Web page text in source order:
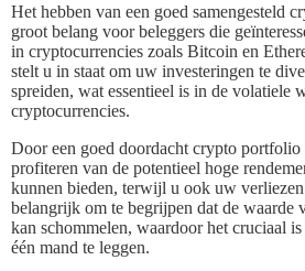
Het hebben van een goed samengesteld
groot belang voor beleggers die
in cryptocurrencies zoals Bitcoin en
stelt u in staat om uw investeringen te
spreiden, wat essentieel is in de volatiele
cryptocurrencies.
Door een goed doordacht crypto portfolio
profiteren van de potentieel hoge
kunnen bieden, terwijl u ook uw
belangrijk om te begrijpen dat de waarde
kan schommelen, waardoor het cruciaal
één mand te leggen.